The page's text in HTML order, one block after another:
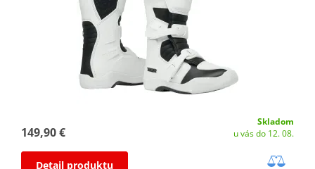
149,90 €
Skladom
u vás do 12. 08.
Detail produktu